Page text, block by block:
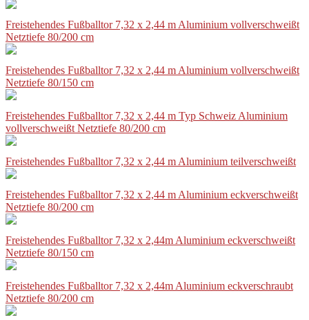
Freistehendes Fußballtor 7,32 x 2,44 m Aluminium vollverschweißt
Netztiefe 80/200 cm
Freistehendes Fußballtor 7,32 x 2,44 m Aluminium vollverschweißt
Netztiefe 80/150 cm
Freistehendes Fußballtor 7,32 x 2,44 m Typ Schweiz Aluminium
vollverschweißt Netztiefe 80/200 cm
Freistehendes Fußballtor 7,32 x 2,44 m Aluminium teilverschweißt
Freistehendes Fußballtor 7,32 x 2,44 m Aluminium eckverschweißt
Netztiefe 80/200 cm
Freistehendes Fußballtor 7,32 x 2,44m Aluminium eckverschweißt
Netztiefe 80/150 cm
Freistehendes Fußballtor 7,32 x 2,44m Aluminium eckverschraubt
Netztiefe 80/200 cm